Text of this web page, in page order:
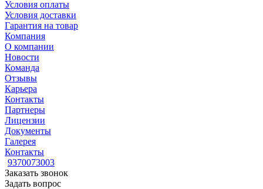
Условия оплаты
Условия доставки
Гарантия на товар
Компания
О компании
Новости
Команда
Отзывы
Карьера
Контакты
Партнеры
Лицензии
Документы
Галерея
Контакты
9370073003
Заказать звонок
Задать вопрос